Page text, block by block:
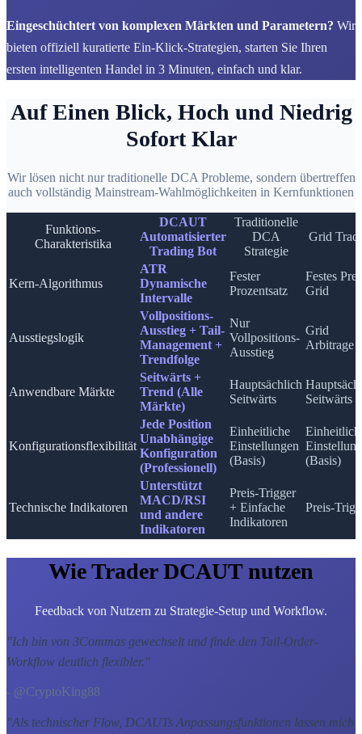
Eingeschüchtert von komplexen Märkten und Parametern? Wir
bieten offiziell kuratierte Ein-Klick-Strategien, starten Sie Ihren
ersten intelligenten Handel in 3 Minuten, einfach und klar.
Auf Einen Blick, Hoch und Niedrig
Sofort Klar
Wir lösen nicht nur traditionelle DCA Probleme, sondern übertreffen
auch vollständig Mainstream-Wahlmöglichkeiten in Kernfunktionen
Funktions-
Charakteristika
DCAUT
Automatisierter
Trading Bot
Traditionelle
DCA
Strategie
Grid
Kern-Algorithmus
ATR
Dynamische
Intervalle
Fester
Prozentsatz
Festes
Grid
Ausstiegslogik
Vollpositions-
Ausstieg + Tail-
Management +
Trendfolge
Nur
Vollpositions-
Ausstieg
Grid
Arbitrage
Anwendbare Märkte
Seitwärts +
Trend (Alle
Märkte)
Hauptsächlich
Seitwärts
Seitwärts
Konfigurationsflexibilität
Jede Position
Unabhängige
Konfiguration
(Professionell)
Einheitliche
Einstellungen
(Basis)
(Basis)
Technische Indikatoren
Unterstützt
MACD/RSI
und andere
Indikatoren
Preis-Trigger
+ Einfache
Indikatoren
Preis-
Wie Trader DCAUT nutzen
Feedback von Nutzern zu Strategie-Setup und Workflow.
"Ich bin von 3Commas gewechselt und finde den Tail-Order-
Workflow deutlich flexibler."
- @CryptoKing88
"Als technischer Flow, DCAUTs Anpassungsfunktionen lassen mich